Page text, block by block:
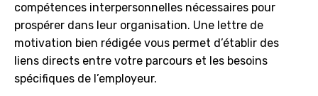
compétences interpersonnelles nécessaires pour
prospérer dans leur organisation. Une lettre de
motivation bien rédigée vous permet d’établir des
liens directs entre votre parcours et les besoins
spécifiques de l’employeur.